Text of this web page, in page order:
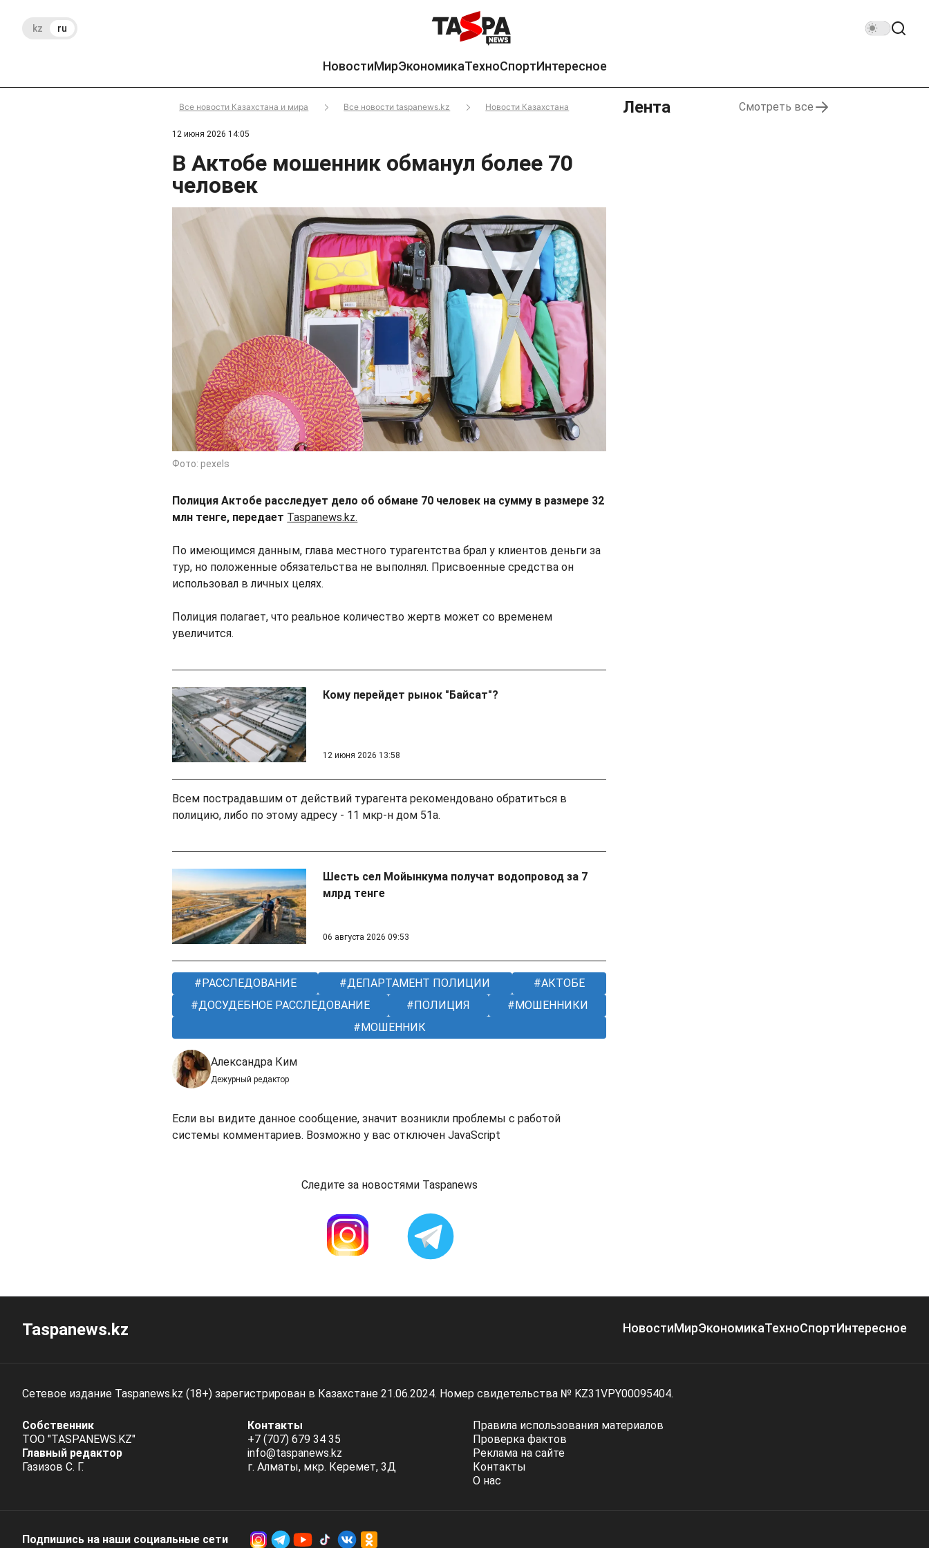
kz ru
НовостиМирЭкономикаТехноСпортИнтересное
Все новости Казахстана и мира Все новости taspanews.kz Новости Казахстана
12 июня 2026 14:05
В Актобе мошенник обманул более 70
человек
Фото: pexels
Полиция Актобе расследует дело об обмане 70 человек на сумму в размере 32
млн тенге, передает Taspanews.kz.
По имеющимся данным, глава местного турагентства брал у клиентов деньги за
тур, но положенные обязательства не выполнял. Присвоенные средства он
использовал в личных целях.
Полиция полагает, что реальное количество жертв может со временем
увеличится.
Кому перейдет рынок "Байсат"?
12 июня 2026 13:58
Всем пострадавшим от действий турагента рекомендовано обратиться в
полицию, либо по этому адресу - 11 мкр-н дом 51а.
Шесть сел Мойынкума получат водопровод за 7
млрд тенге
06 августа 2026 09:53
РАССЛЕДОВАНИЕ ДЕПАРТАМЕНТ ПОЛИЦИИ
АКТОБЕ
ДОСУДЕБНОЕ РАССЛЕДОВАНИЕ
ПОЛИЦИЯ
МОШЕННИКИ
МОШЕННИК
Александра Ким
Дежурный редактор
Если вы видите данное сообщение, значит возникли проблемы с работой
системы комментариев. Возможно у вас отключен JavaScript
Следите за новостями Taspanews
Лента Смотреть все
Taspanews.kz НовостиМирЭкономикаТехноСпортИнтересное
Сетевое издание Taspanews.kz (18+) зарегистрирован в Казахстане 21.06.2024. Номер свидетельства № KZ31VPY00095404.
Собственник
ТОО "TASPANEWS.KZ"
Главный редактор
Газизов С. Г.
Контакты
+7 (707) 679 34 35
info@taspanews.kz
г. Алматы, мкр. Керемет, 3Д
Правила использования материалов
Проверка фактов
Реклама на сайте
Контакты
О нас
Подпишись на наши социальные cети